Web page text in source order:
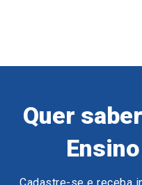
Quer
Cadastre-se e receba